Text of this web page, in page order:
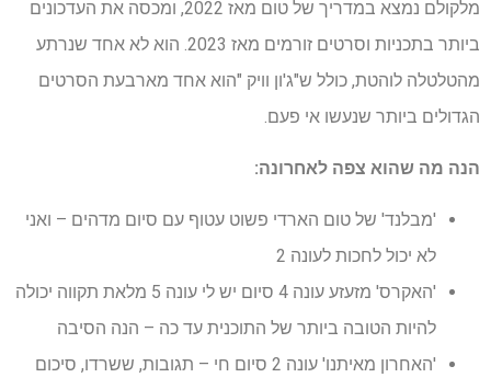
מלקולם נמצא במדריך של טום מאז 2022, ומכסה את העדכונים
ביותר בתכניות וסרטים זורמים מאז 2023. הוא לא אחד שנרתע
מהטלטלה לוהטת, כולל ש"ג'ון וויק "הוא אחד מארבעת הסרטים
הגדולים ביותר שנעשו אי פעם.
הנה מה שהוא צפה לאחרונה:
'מבלנד' של טום הארדי פשוט עטוף עם סיום מדהים – ואני
לא יכול לחכות לעונה 2
'האקרס' מזעזע עונה 4 סיום יש לי עונה 5 מלאת תקווה יכולה
להיות הטובה ביותר של התוכנית עד כה – הנה הסיבה
'האחרון מאיתנו' עונה 2 סיום חי – תגובות, ששרדו, סיכום